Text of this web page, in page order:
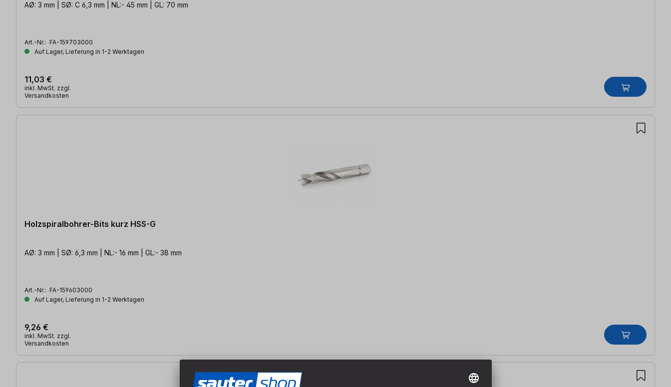
AØ: 3 mm | SØ: C 6,3 mm | NL:- 45 mm | GL: 70 mm
Art.-Nr.: FA-159703000
Auf Lager, Lieferung in 1-2 Werktagen
11,03 €
inkl. MwSt. zzgl.
Versandkosten
Holzspiralbohrer-Bits kurz HSS-G
AØ: 3 mm | SØ: 6,3 mm | NL:- 16 mm | GL:- 38 mm
Art.-Nr.: FA-159603000
Auf Lager, Lieferung in 1-2 Werktagen
9,26 €
inkl. MwSt. zzgl.
Versandkosten